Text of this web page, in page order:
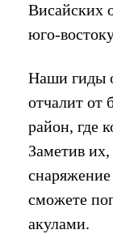
Висайских
юго-
Наши гиды
отчалит от
район, где
Заметив
сможете
акулами.